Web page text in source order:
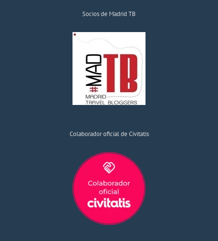
Socios de Madrid TB
Colaborador oficial de Civitatis